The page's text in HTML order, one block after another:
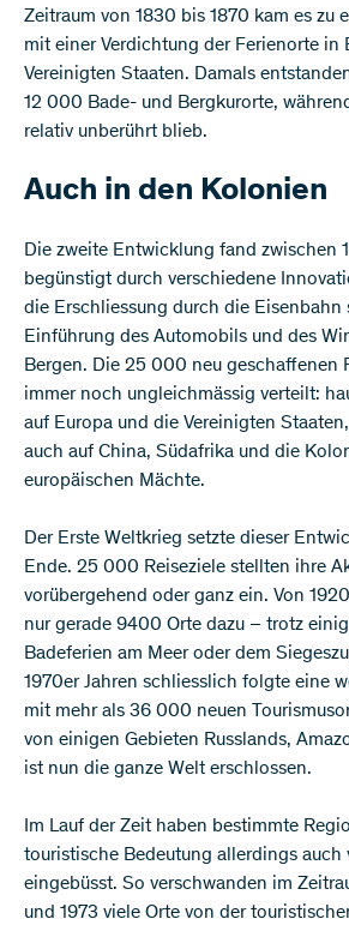
Zeitraum von 1830 bis 1870 kam es zu
mit einer Verdichtung der Ferienorte in
Vereinigten Staaten. Damals
12 000 Bade- und Bergkurorte,
relativ unberührt blieb.
Auch in den Kolonien
Die zweite Entwicklung fand zwischen
begünstigt durch verschiedene
die Erschliessung durch die Eisenbahn
Einführung des Automobils und des
Bergen. Die 25 000 neu geschaffenen
immer noch ungleichmässig verteilt:
auf Europa und die Vereinigten
auch auf China, Südafrika und die
europäischen Mächte.
Der Erste Weltkrieg setzte dieser
Ende. 25 000 Reiseziele stellten ihre
vorübergehend oder ganz ein. Von
nur gerade 9400 Orte dazu – trotz
Badeferien am Meer oder dem
1970er Jahren schliesslich folgte eine
mit mehr als 36 000 neuen
von einigen Gebieten Russlands,
ist nun die ganze Welt erschlossen.
Im Lauf der Zeit haben bestimmte
touristische Bedeutung allerdings auch
eingebüsst. So verschwanden im
und 1973 viele Orte von der